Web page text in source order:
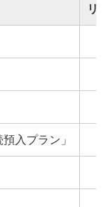
リ
入プラン」